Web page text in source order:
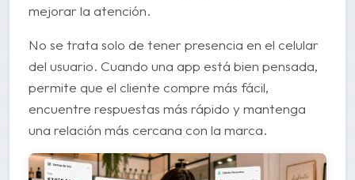
mejorar la atención.
No se trata solo de tener presencia en el celular
del usuario. Cuando una app está bien pensada,
permite que el cliente compre más fácil,
encuentre respuestas más rápido y mantenga
una relación más cercana con la marca.